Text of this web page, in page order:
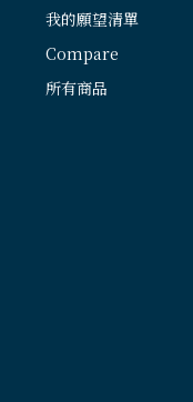
我的願望清單
Compare
所有商品